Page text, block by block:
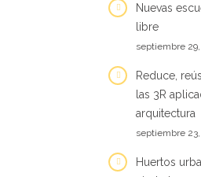
Nuevas
libre
septiembre
Reduce,
las 3R
arquitectura
septiembre
Huertos